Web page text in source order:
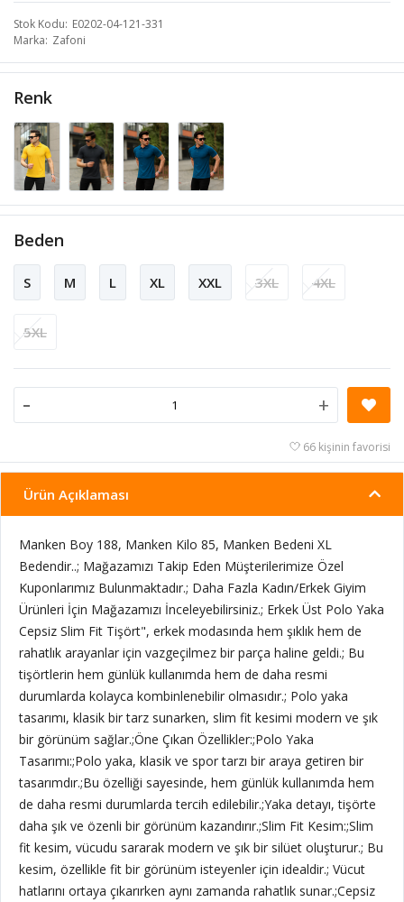
Stok Kodu E0202-04-121-331
Marka Zafoni
Renk
Beden
S M L XL XXL 3XL 4XL
5XL
- +
66 kişinin favorisi
Ürün Açıklaması
Manken Boy 188, Manken Kilo 85, Manken Bedeni XL
Bedendir..; Mağazamızı Takip Eden Müşterilerimize Özel
Kuponlarımız Bulunmaktadır.; Daha Fazla Kadın/Erkek Giyim
Ürünleri İçin Mağazamızı İnceleyebilirsiniz.; Erkek Üst Polo Yaka
Cepsiz Slim Fit Tişört", erkek modasında hem şıklık hem de
rahatlık arayanlar için vazgeçilmez bir parça haline geldi.; Bu
tişörtlerin hem günlük kullanımda hem de daha resmi
durumlarda kolayca kombinlenebilir olmasıdır.; Polo yaka
tasarımı, klasik bir tarz sunarken, slim fit kesimi modern ve şık
bir görünüm sağlar.;Öne Çıkan Özellikler:;Polo Yaka
Tasarımı:;Polo yaka, klasik ve spor tarzı bir araya getiren bir
tasarımdır.;Bu özelliği sayesinde, hem günlük kullanımda hem
de daha resmi durumlarda tercih edilebilir.;Yaka detayı, tişörte
daha şık ve özenli bir görünüm kazandırır.;Slim Fit Kesim:;Slim
fit kesim, vücudu sararak modern ve şık bir silüet oluşturur.; Bu
kesim, özellikle fit bir görünüm isteyenler için idealdir.; Vücut
hatlarını ortaya çıkarırken aynı zamanda rahatlık sunar.;Cepsiz